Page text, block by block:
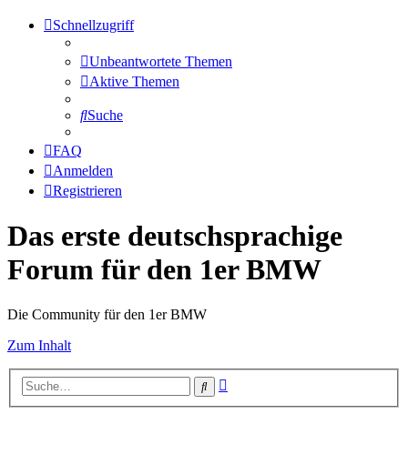
Schnellzugriff
Unbeantwortete Themen
Aktive Themen
Suche
FAQ
Anmelden
Registrieren
Das erste deutschsprachige
Forum für den 1er BMW
Die Community für den 1er BMW
Zum Inhalt
Suche